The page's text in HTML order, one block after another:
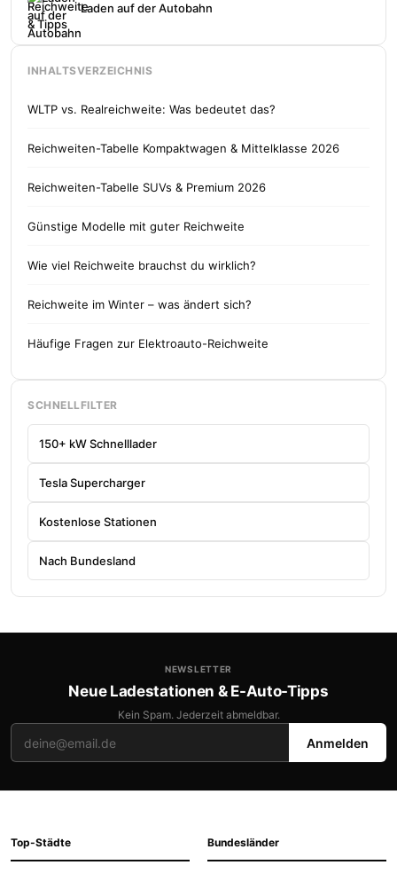
Laden auf der Autobahn
INHALTSVERZEICHNIS
WLTP vs. Realreichweite: Was bedeutet das?
Reichweiten-Tabelle Kompaktwagen & Mittelklasse 2026
Reichweiten-Tabelle SUVs & Premium 2026
Günstige Modelle mit guter Reichweite
Wie viel Reichweite brauchst du wirklich?
Reichweite im Winter – was ändert sich?
Häufige Fragen zur Elektroauto-Reichweite
SCHNELLFILTER
150+ kW Schnelllader
Tesla Supercharger
Kostenlose Stationen
Nach Bundesland
NEWSLETTER
Neue Ladestationen & E-Auto-Tipps
Kein Spam. Jederzeit abmeldbar.
Anmelden
Top-Städte Bundesländer